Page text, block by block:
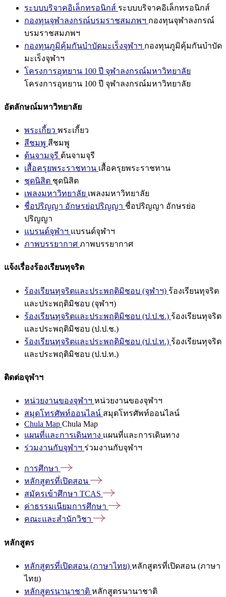
ระบบบริจาคอิเล็กทรอนิกส์ ระบบบริจาคอิเล็กทรอนิกส์
กองทุนจุฬาลงกรณ์บรมราชสมภพฯ กองทุนจุฬาลงกรณ์
บรมราชสมภพฯ
กองทุนภูมิคุ้มกันบำบัดมะเร็งจุฬาฯ กองทุนภูมิคุ้มกันบำบัด
มะเร็งจุฬาฯ
โครงการอุทยาน 100 ปี จุฬาลงกรณ์มหาวิทยาลัย
โครงการอุทยาน 100 ปี จุฬาลงกรณ์มหาวิทยาลัย
อัตลักษณ์มหาวิทยาลัย
พระเกี้ยว พระเกี้ยว
สีชมพู สีชมพู
ต้นจามจุรี ต้นจามจุรี
เสื้อครุยพระราชทาน เสื้อครุยพระราชทาน
ชุดนิสิต ชุดนิสิต
เพลงมหาวิทยาลัย เพลงมหาวิทยาลัย
ชื่อปริญญา อักษรย่อปริญญา ชื่อปริญญา อักษรย่อ
ปริญญา
แบรนด์จุฬาฯ แบรนด์จุฬาฯ
ภาพบรรยากาศ ภาพบรรยากาศ
แจ้งเรื่องร้องเรียนทุจริต
ร้องเรียนทุจริตและประพฤติมิชอบ (จุฬาฯ) ร้องเรียนทุจริต
และประพฤติมิชอบ (จุฬาฯ)
ร้องเรียนทุจริตและประพฤติมิชอบ (ป.ป.ช.) ร้องเรียนทุจริต
และประพฤติมิชอบ (ป.ป.ช.)
ร้องเรียนทุจริตและประพฤติมิชอบ (ป.ป.ท.) ร้องเรียนทุจริต
และประพฤติมิชอบ (ป.ป.ท.)
ติดต่อจุฬาฯ
หน่วยงานของจุฬาฯ หน่วยงานของจุฬาฯ
สมุดโทรศัพท์ออนไลน์ สมุดโทรศัพท์ออนไลน์
Chula Map Chula Map
แผนที่และการเดินทาง แผนที่และการเดินทาง
ร่วมงานกับจุฬาฯ ร่วมงานกับจุฬาฯ
การศึกษา
หลักสูตรที่เปิดสอน
สมัครเข้าศึกษา TCAS
ค่าธรรมเนียมการศึกษา
คณะและสำนักวิชา
หลักสูตร
หลักสูตรที่เปิดสอน (ภาษาไทย) หลักสูตรที่เปิดสอน (ภาษา
ไทย)
หลักสูตรนานาชาติ หลักสูตรนานาชาติ